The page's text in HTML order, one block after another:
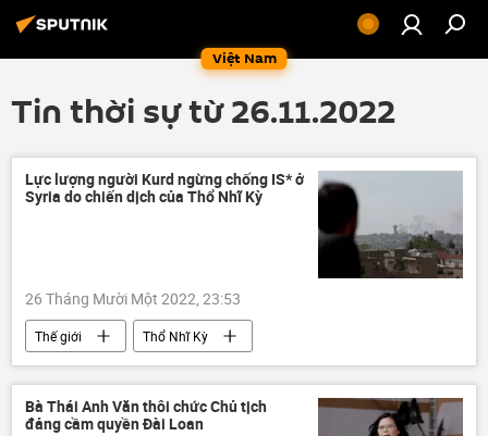
Việt Nam
Tin thời sự từ 26.11.2022
Lực lượng người Kurd ngừng chống IS* ở
Syria do chiến dịch của Thổ Nhĩ Kỳ
26 Tháng Mười Một 2022, 23:53
Thế giới
Thổ Nhĩ Kỳ
Lực lượng Dân chủ Syria (SDF)
Quân sự
khủng bố
IS
Bà Thái Anh Văn thôi chức Chủ tịch
đảng cầm quyền Đài Loan